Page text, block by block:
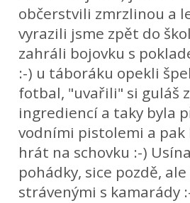
občerstvili zmrzlinou a
vyrazili jsme zpět do
zahráli bojovku s
:-) u táboráku opekli
fotbal, "uvařili" si guláš
ingrediencí a taky byla
vodními pistolemi a pak
hrát na schovku :-)
pohádky, sice pozdě,
strávenými s kamarády